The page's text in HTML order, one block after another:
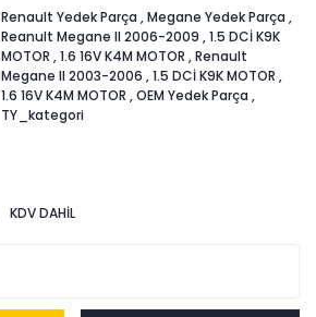
Renault Yedek Parça ,Megane Yedek Parça ,
Reanult Megane II 2006-2009 ,1.5 DCİ K9K
MOTOR ,1.6 16V K4M MOTOR ,Renault
Megane II 2003-2006 ,1.5 DCİ K9K MOTOR ,
1.6 16V K4M MOTOR ,OEM Yedek Parça ,
TY_kategori
KDV DAHİL